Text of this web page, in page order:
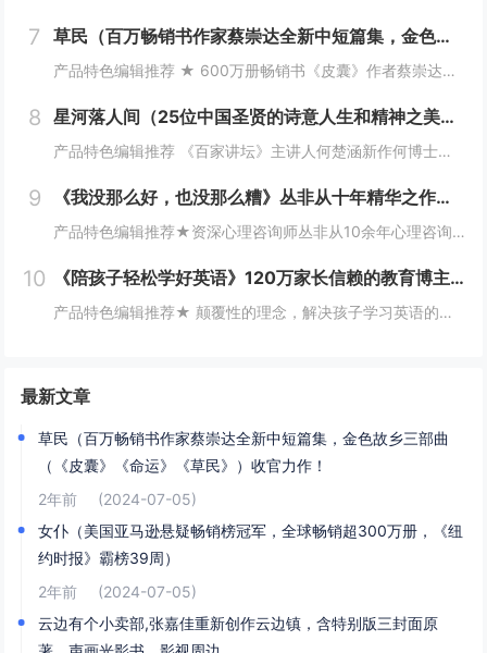
7 草民（百万畅销书作家蔡崇达全新中短篇集，金色故乡三部曲（《皮囊》《命运》《草民》）收官力作！
产品特色编辑推荐 ★ 600万册畅销书《皮囊》作者蔡崇达全新中篇小说集★ 故乡三部曲（《皮囊》《命运》《草民》）收官力作★ 李敬泽倾情推荐，国内四大文学期刊力荐★ 普通人的坚韧与美好，生生不息的民族根性★ 即使生如草芥，也当有名有...
8 星河落人间（25位中国圣贤的诗意人生和精神之美！《百家讲坛》主讲人何楚涵博士新作，中国文化版《人类群星闪耀时》）
产品特色编辑推荐 《百家讲坛》主讲人何楚涵新作何博士带我们跨越千年，对话中国圣贤，分享文化与心灵的盛宴！ 传承文化里的中国式浪漫从先秦到明清，梳理2500年来中国圣贤的精神之美，领略中国古典文学与诗词的韵味，感受历史的波...
9 《我没那么好，也没那么糟》丛非从十年精华之作！非鸡汤、不矫情！
产品特色编辑推荐★资深心理咨询师丛非从10余年心理咨询精华之作！一本书的价格获得如亲临心理咨询室的“服务”！★近60篇文章，包含大量真实咨询案例！发现平凡生活总自己的渺小与伟大，从而摆脱内耗、强大内心、稳定内核。★从工作、生活，亲情、友情、...
10 《陪孩子轻松学好英语》120万家长信赖的教育博主Young 妈， 解析孩子从零基础到小托福近满分的秘诀！ 父母不懂英语，孩子也能成为英语牛娃！
产品特色编辑推荐★ 颠覆性的理念，解决孩子学习英语的疑惑和难题：应该先学习拼音还是先学习英语？进入了“母语强势期”，还来得及起步学习英语吗？家长不懂英语，孩子没有英语环境怎么办？如何轻松启蒙？怎样快速进阶？学习英语时有哪些坑必须避开？在某些...
最新文章
草民（百万畅销书作家蔡崇达全新中短篇集，金色故乡三部曲
（《皮囊》《命运》《草民》）收官力作！
2年前
(2024-07-05)
女仆（美国亚马逊悬疑畅销榜冠军，全球畅销超300万册，《纽
约时报》霸榜39周）
2年前
(2024-07-05)
云边有个小卖部,张嘉佳重新创作云边镇，含特别版三封面原